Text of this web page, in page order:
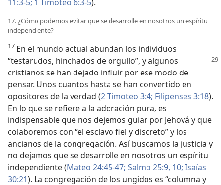
11:3-5; 1 Timoteo 6:3-5).
17. ¿Cómo podemos evitar que se desarrolle en nosotros un espíritu
independiente?
17 En el mundo actual abundan los individuos
“testarudos, hinchados de orgullo”, y algunos
cristianos se han dejado influir por ese modo de
pensar. Unos cuantos hasta se han convertido en
opositores de la verdad (2 Timoteo 3:4; Filipenses 3:18).
En lo que se refiere a la adoración pura, es
indispensable que nos dejemos guiar por Jehová y que
colaboremos con “el esclavo fiel y discreto” y los
ancianos de la congregación. Así buscamos la justicia y
no dejamos que se desarrolle en nosotros un espíritu
independiente (Mateo 24:45-47; Salmo 25:9, 10; Isaías
30:21). La congregación de los ungidos es “columna y